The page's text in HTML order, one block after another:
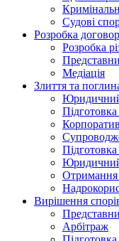
Судові
Розробка
Розробка
Медіація
Злиття та
Юридичний
Юридичний
Отримання
Вирішення
Арбітраж